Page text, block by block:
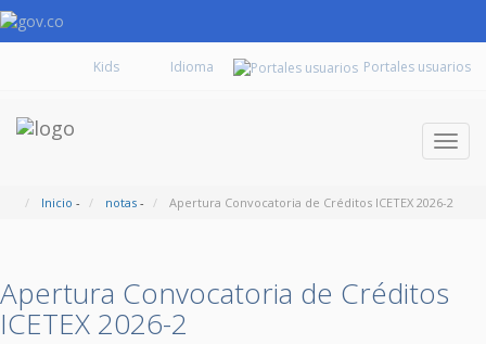
Kids Portales usuarios
Inicio - notas - Apertura Convocatoria de Créditos ICETEX 2026-2
Apertura Convocatoria de Créditos
ICETEX 2026-2